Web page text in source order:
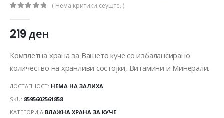
( Нема критики сеуште. )
219ден
Комплетна храна за Вашето куче со избалансирано
количество на хранливи состојки, Витамини и Минерали.
ДОСТАПНОСТ: НЕМА НА ЗАЛИХА
SKU: 8595602561858
КАТЕГОРИЈА ВЛАЖНА ХРАНА ЗА КУЧЕ